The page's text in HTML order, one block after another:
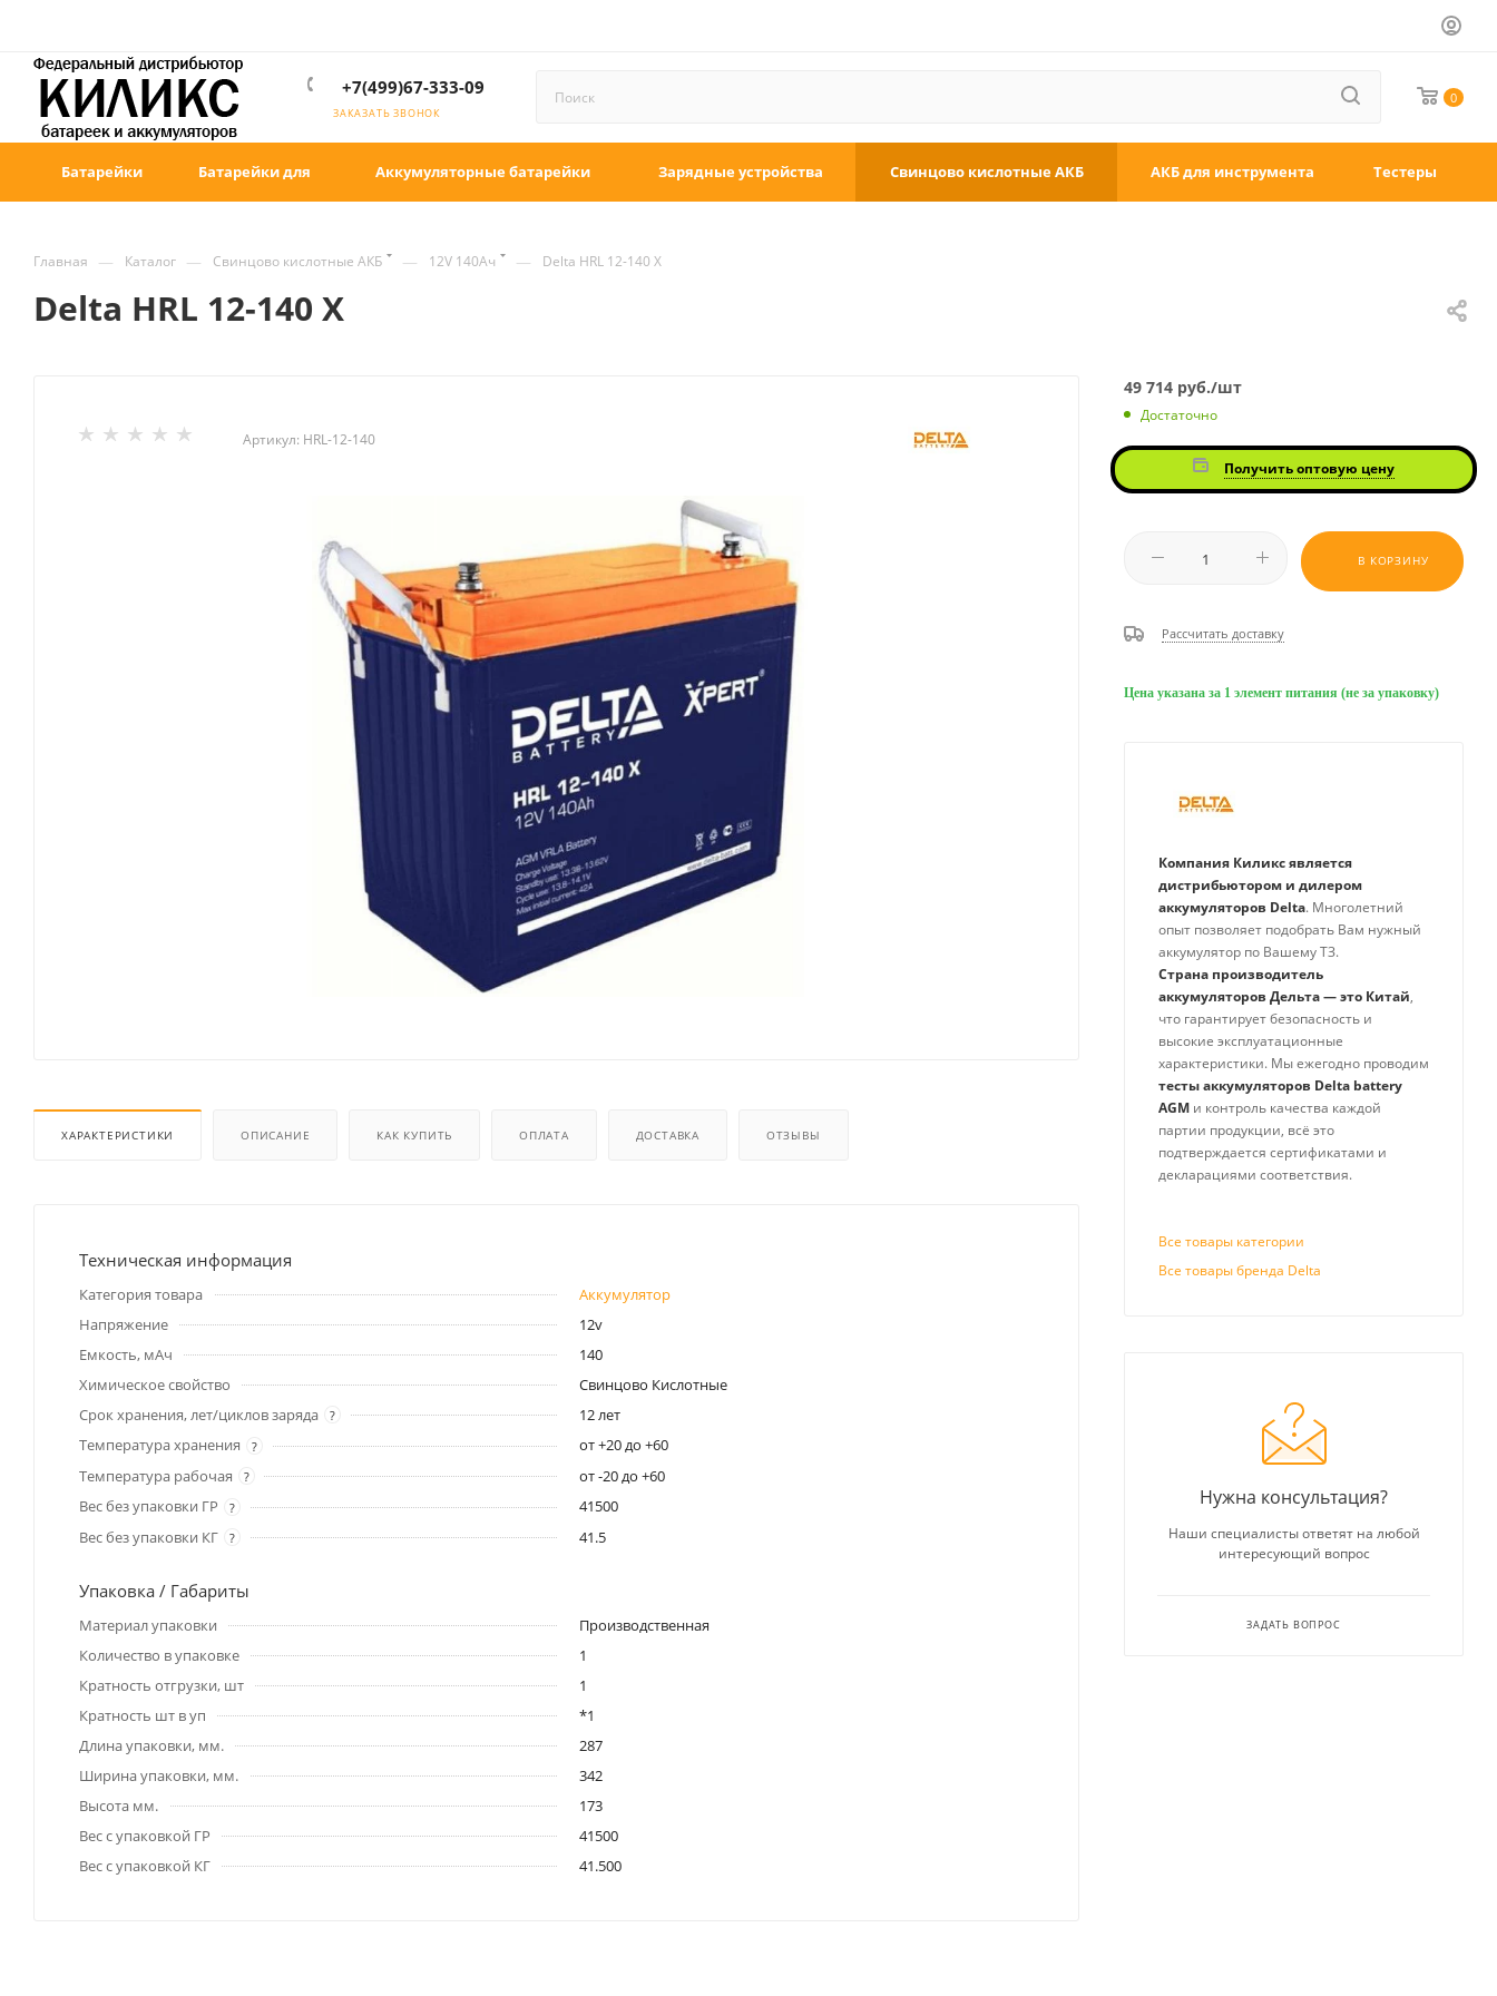
+7(499)67-333-09
ЗАКАЗАТЬ ЗВОНОК
0
Батарейки Батарейки для Аккумуляторные батарейки Зарядные устройства Свинцово кислотные АКБ АКБ для инструмента Тестеры
Главная — Каталог — Свинцово кислотные АКБ — 12V 140Ач — Delta HRL 12-140 X
Delta HRL 12-140 X
Артикул: HRL-12-140
ХАРАКТЕРИСТИКИ ОПИСАНИЕ КАК КУПИТЬ ОПЛАТА ДОСТАВКА ОТЗЫВЫ
Техническая информация
Категория товара
Аккумулятор
Напряжение
12v
Емкость, мАч
140
Химическое свойство
Свинцово Кислотные
Срок хранения, лет/циклов заряда
?
12 лет
Температура хранения
?
от +20 до +60
Температура рабочая
?
от -20 до +60
Вес без упаковки ГР
?
41500
Вес без упаковки КГ
? 41.5
Упаковка / Габариты
Материал упаковки
Производственная
Количество в упаковке
1
Кратность отгрузки, шт
1
Кратность шт в уп
*1
Длина упаковки, мм.
287
Ширина упаковки, мм.
342
Высота мм.
173
Вес с упаковкой ГР
41500
Вес с упаковкой КГ
41.500
49 714 руб./шт
Достаточно
Получить оптовую цену
В КОРЗИНУ
Рассчитать доставку
Цена указана за 1 элемент питания (не за упаковку)
Компания Киликс является
дистрибьютором и дилером
аккумуляторов Delta. Многолетний
опыт позволяет подобрать Вам нужный
аккумулятор по Вашему ТЗ.
Страна производитель
аккумуляторов Дельта — это Китай,
что гарантирует безопасность и
высокие эксплуатационные
характеристики. Мы ежегодно проводим
тесты аккумуляторов Delta battery
AGM и контроль качества каждой
партии продукции, всё это
подтверждается сертификатами и
декларациями соответствия.
Все товары категории
Все товары бренда Delta
Нужна консультация?
Наши специалисты ответят на любой
интересующий вопрос
ЗАДАТЬ ВОПРОС